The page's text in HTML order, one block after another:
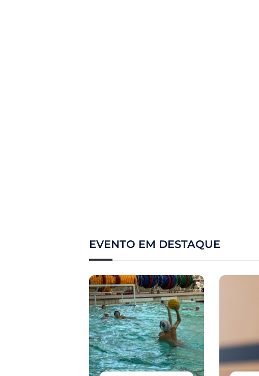
EVENTO EM DESTAQUE